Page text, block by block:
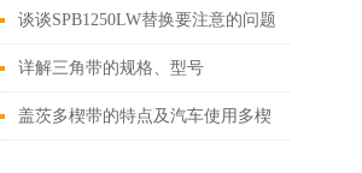
谈谈SPB1250LW替换要注意的问题
及使用时注意事项
详解三角带的规格、型号
盖茨多楔带的特点及汽车使用多楔